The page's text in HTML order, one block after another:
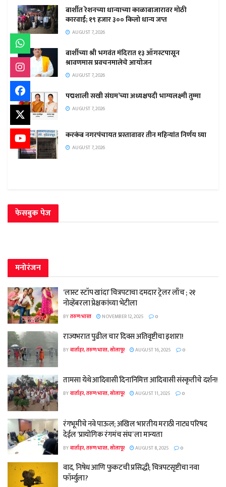
बार्शीत रेशनच्या धान्याच्या काळाबाजारावर मोठी
कारवाई; १९ हजार ३०० किलो धान्य जप्त
AUGUST 7, 2026
बार्शीच्या श्री भगवंत मंदिरात १३ ऑगस्टपासून
श्रावणमास प्रवचनमालेचे आयोजन
AUGUST 7, 2026
पद्मशाली सखी संघम’च्या अध्यक्षपदी भाग्यलक्ष्मी तुम्मा
AUGUST 7, 2026
करकंब नगरपंचायत प्रस्तावावर तीन महिन्यांत निर्णय घ्या
AUGUST 7, 2026
फेसबुक पेज
मनोरंजन
‘लास्ट स्टॉप खांदा’ चित्रपटाचा दमदार ट्रेलर लाँच ; २१
नोव्हेंबरला प्रेक्षकांच्या भेटीला
BYतरुण भारत NOVEMBER 12, 2025 0
राज्यभरात पुढील चार दिवस अतिवृष्टीचा इशारा!
BYवार्ताहर, तरुण भारत, सोलापूर AUGUST 16, 2025 0
तामसा येथे आदिवासी दिनानिमित्त आदिवासी संस्कृतीचे दर्शन!
BYवार्ताहर, तरुण भारत, सोलापूर AUGUST 11, 2025 0
रंगभूमीचे नवे पाऊल; अखिल भारतीय मराठी नाट्य परिषद
देईल ‘प्रायोगिक रंगमंच संघ’ ला मान्यता
BYवार्ताहर, तरुण भारत, सोलापूर AUGUST 8, 2025 0
वाद, निषेध आणि फुकटची प्रसिद्धी; चित्रपटसृष्टीचा नवा
फॉर्म्युला?